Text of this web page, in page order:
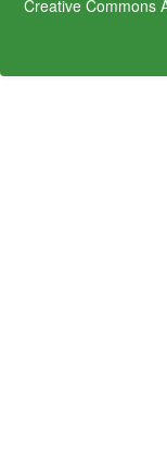
Creative Commons